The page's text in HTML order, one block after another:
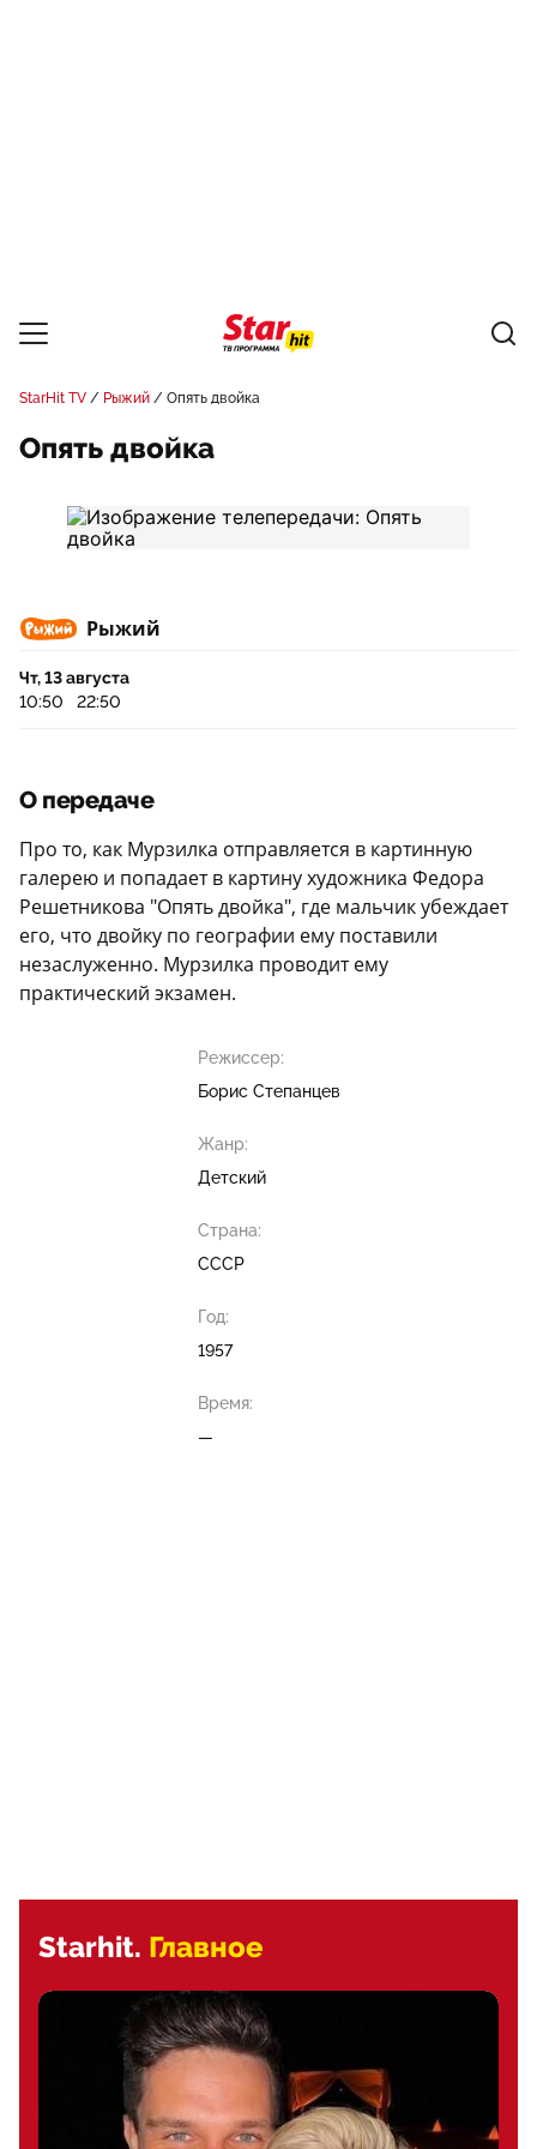
StarHit TV Рыжий Опять двойка
Опять двойка
Рыжий
Чт, 13 августа
10:50
22:50
О передаче
Про то, как Мурзилка отправляется в картинную
галерею и попадает в картину художника Федора
Решетникова "Опять двойка", где мальчик убеждает
его, что двойку по географии ему поставили
незаслуженно. Мурзилка проводит ему
практический экзамен.
Режиссер:
Борис Степанцев
Жанр:
Детский
Страна:
СССР
Год:
1957
Время:
—
Starhit. Главное